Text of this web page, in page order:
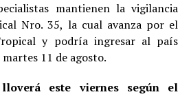
mantienen la vigilancia
Nro. 35, la cual avanza por el
y podría ingresar al país
11 de agosto.
este viernes según el